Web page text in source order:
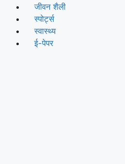
जीवन शैली
स्पोर्ट्स
स्वास्थ्य
ई-पेपर